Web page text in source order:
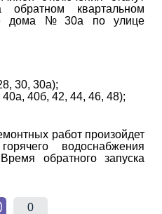
квартальном
дома № 30а по улице
30, 30а);
40б, 42, 44, 46, 48);
работ произойдет
водоснабжения
обратного запуска
0